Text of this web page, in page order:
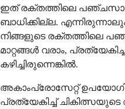
ഇത് രക്തത്തിലെ
ബാധിക്കില്ല.
നിങ്ങളുടെ രക്തത്തിലെ
മാറ്റങ്ങൾ വരാം,
കഴിച്ചിരുന്നെങ്കിൽ.
അകാംപ്രോസേറ്റ്
പ്രത്യേകിച്ച്